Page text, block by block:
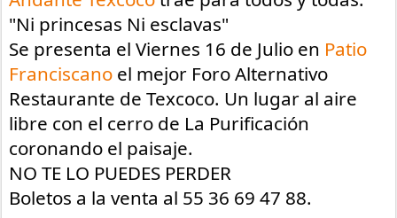
"Ni princesas Ni esclavas"
Se presenta el Viernes 16 de Julio en Patio
Franciscano el mejor Foro Alternativo
Restaurante de Texcoco. Un lugar al aire
libre con el cerro de La Purificación
coronando el paisaje.
NO TE LO PUEDES PERDER
Boletos a la venta al 55 36 69 47 88.